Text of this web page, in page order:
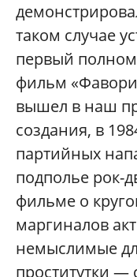
таком случае
первый
фильм
вышел в наш
создания, в
партийных
подполье рок-
фильме о
маргиналов
немыслимые
проститутки —